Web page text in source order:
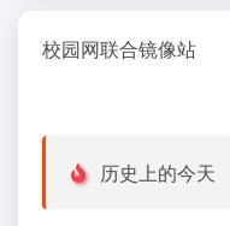
校园网联合镜像站
历史上的今天